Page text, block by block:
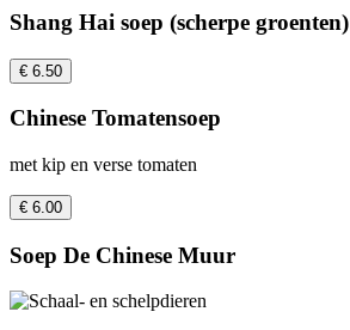
Shang Hai soep (scherpe groenten)
€ 6.50
Chinese Tomatensoep
met kip en verse tomaten
€ 6.00
Soep De Chinese Muur